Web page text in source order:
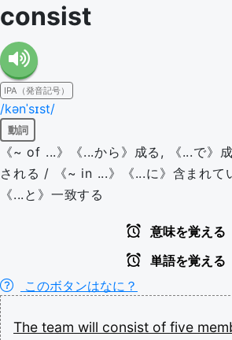
consist
IPA（発音記号）
/kənˈsɪst/
動詞
《~ of ...》《...から》成る, 《...で》
される / 《~ in ...》《...に》含まれて
《...と》一致する
意味を覚える
単語を覚える
このボタンはなに？
The team will consist of five